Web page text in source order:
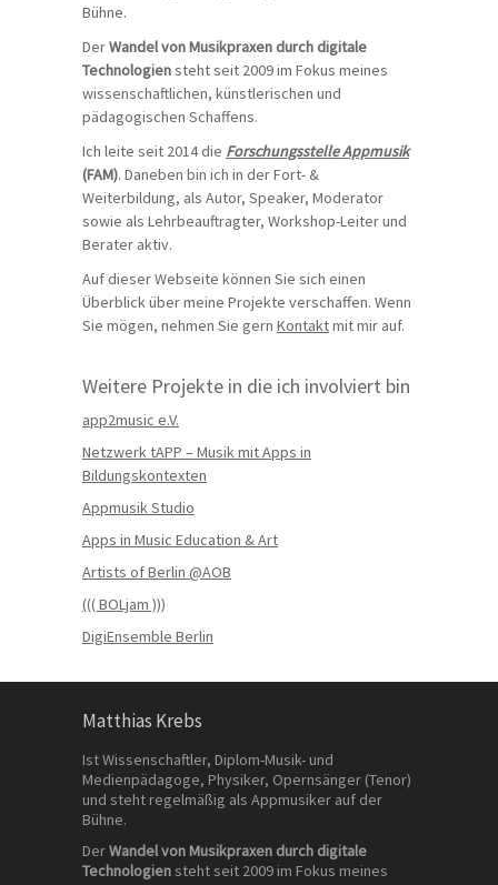
Bühne.
DerWandel von Musikpraxen durch digitale
Technologiensteht seit 2009 im Fokus meines
wissenschaftlichen, künstlerischen und
pädagogischen Schaffens.
Ich leite seit 2014 die Forschungsstelle Appmusik
(FAM). Daneben bin ich in der Fort- &
Weiterbildung, als Autor, Speaker, Moderator
sowie als Lehrbeauftragter, Workshop-Leiter und
Berater aktiv.
Auf dieser Webseite können Sie sich einen
Überblick über meine Projekte verschaffen. Wenn
Sie mögen, nehmen Sie gern Kontaktmit mir auf.
Weitere Projekte in die ich involviert bin
app2music e.V.
Netzwerk tAPP – Musik mit Apps in
Bildungskontexten
Appmusik Studio
Apps in Music Education & Art
Artists of Berlin @AOB
((( BOLjam )))
DigiEnsemble Berlin
Matthias Krebs
Ist Wissenschaftler, Diplom-Musik- und
Medienpädagoge, Physiker, Opernsänger (Tenor)
und steht regelmäßig als Appmusiker auf der
Bühne.
DerWandel von Musikpraxen durch digitale
Technologien steht seit 2009 im Fokus meines